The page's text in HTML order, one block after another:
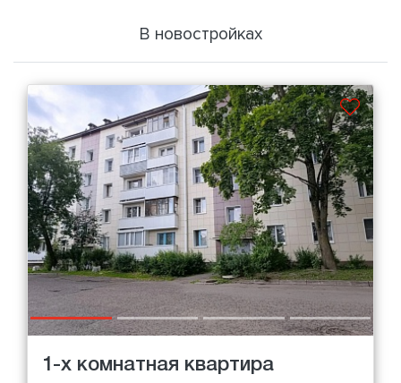
В новостройках
1-х комнатная квартира